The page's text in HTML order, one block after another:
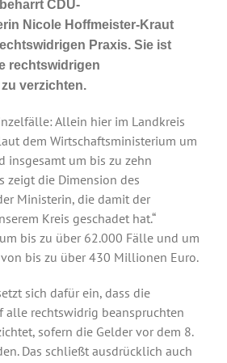
CDU-
Nicole Hoffmeister-Kraut
Praxis. Sie ist
rechtswidrigen
verzichten.
Allein hier im Landkreis
dem Wirtschaftsministerium um
insgesamt um bis zu zehn
zeigt die Dimension des
Ministerin, die damit der
Kreis geschadet hat.“
bis zu über 62.000 Fälle und um
bis zu über 430 Millionen Euro.
sich dafür ein, dass die
alle rechtswidrig beanspruchten
sofern die Gelder vor dem 8.
Das schließt ausdrücklich auch